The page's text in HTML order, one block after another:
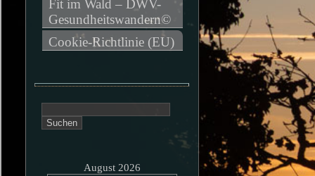
Fit im Wald – DWV-
Gesundheitswandern©
Cookie-Richtlinie (EU)
nach:
August 2026